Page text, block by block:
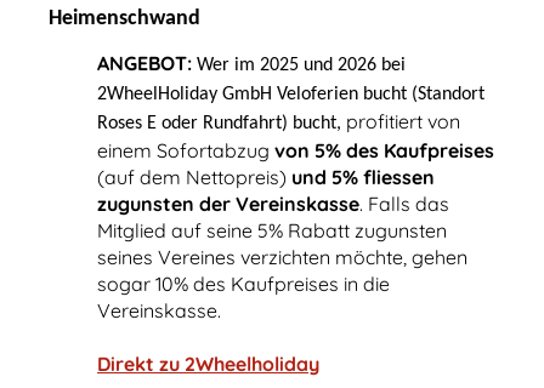
Heimenschwand
ANGEBOT: Wer im 2025 und 2026 bei
2WheelHoliday GmbH Veloferien bucht (Standort
Roses E oder Rundfahrt) bucht, profitiert von
einem Sofortabzug von 5% des Kaufpreises
(auf dem Nettopreis) und 5% fliessen
zugunsten der Vereinskasse. Falls das
Mitglied auf seine 5% Rabatt zugunsten
seines Vereines verzichten möchte, gehen
sogar 10% des Kaufpreises in die
Vereinskasse.
Direkt zu 2Wheelholiday